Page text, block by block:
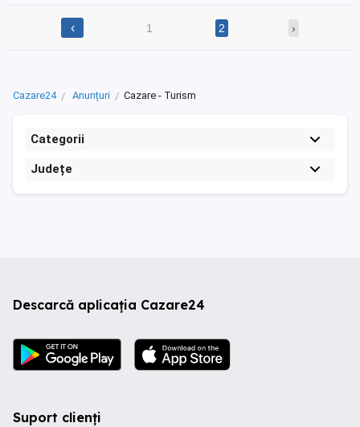
‹ 1 2 ›
Cazare24 Anunțuri Cazare - Turism
Categorii
Județe
Descarcă aplicația Cazare24
Suport clienți